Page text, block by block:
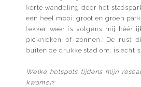
korte wandeling door het
een heel mooi, groot en groen
lekker weer is volgens mij
picknicken of zonnen. De rust
buiten de drukke stad om, is echt
Welke hotspots tijdens mijn
kwamen: